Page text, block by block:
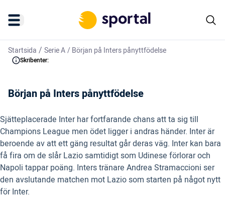
Startsida / Serie A/Början på Inters pånyttfödelse
Skribenter:
Början på Inters pånyttfödelse
Sjätteplacerade Inter har fortfarande chans att ta sig till
Champions League men ödet ligger i andras händer. Inter är
beroende av att ett gäng resultat går deras väg. Inter kan bara
få fira om de slår Lazio samtidigt som Udinese förlorar och
Napoli tappar poäng. Inters tränare Andrea Stramaccioni ser
den avslutande matchen mot Lazio som starten på något nytt
för Inter.